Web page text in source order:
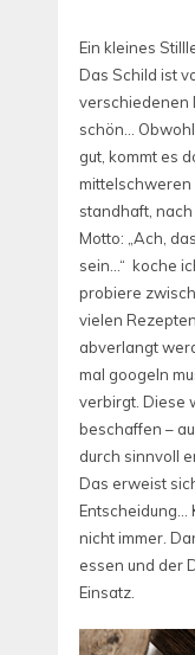
Ein kleines
Das Schild ist
verschiedenen
schön…
gut, kommt es
mittelschweren
standhaft,
Motto: „Ach,
sein…“ koche
probiere
vielen
abverlangt
mal googeln
verbirgt. Diese
beschaffen –
durch sinnvoll
Das erweist
Entscheidung…
nicht immer.
essen und der
Einsatz.